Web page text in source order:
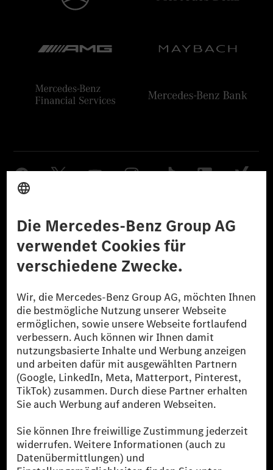
Datenschutz Lizenzhinweise Dritter Barrierefreiheit
© 2026 Mercedes-Benz Group AG. Alle Rechte vorbehalten.
[1] Bilanziell CO₂-neutral bedeutet, dass nicht vermiedene oder nicht
reduzierte CO₂-Emissionen bei der Mercedes-Benz Group durch
zertifizierte Ausgleichsprojekte kompensiert werden.
[2] Renewable Charging ist ein integraler Bestandteil von MB.CHARGE
Public in Europa, den USA, Kanada und China. Sofern an der jeweiligen
Ladestation noch kein Strom aus erneuerbaren Energien vorliegt,
verwendet Renewable Charging Grünstromzertifikate*. Diese stellen
sicher, dass für Ladevorgänge über MB.CHARGE Public eine äquivalente
Strommenge aus erneuerbaren Energien ins Stromnetz eingespeist wird.
als sechs Jahre sind.
* Inkl. EKOenergy Ökolabel
* Die angegebenen Werte wurden nach dem vorgeschriebenen
Messverfahren WLTP (Worldwide harmonised Light vehicles Test